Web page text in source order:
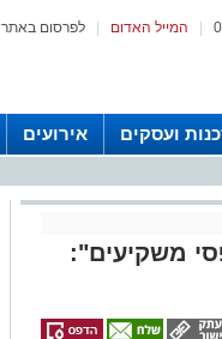
לפרסום באתר המייל האדום
ועסקים אירועים
משקיעים":